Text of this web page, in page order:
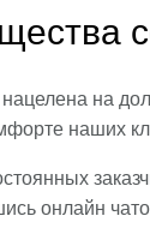
на
наших
онлайн